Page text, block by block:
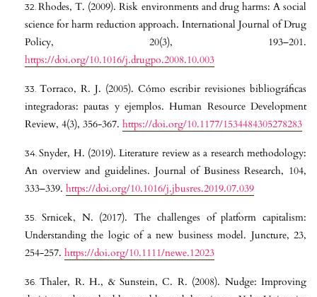
Rhodes, T. (2009). Risk environments and drug harms: A social
science for harm reduction approach. International Journal of Drug
Policy, 20(3), 193–201.
https://doi.org/10.1016/j.drugpo.2008.10.003
Torraco, R. J. (2005). Cómo escribir revisiones bibliográficas
integradoras: pautas y ejemplos. Human Resource Development
Review, 4(3), 356-367. https://doi.org/10.1177/1534484305278283
Snyder, H. (2019). Literature review as a research methodology:
An overview and guidelines. Journal of Business Research, 104,
333–339. https://doi.org/10.1016/j.jbusres.2019.07.039
Srnicek, N. (2017). The challenges of platform capitalism:
Understanding the logic of a new business model. Juncture, 23,
254-257. https://doi.org/10.1111/newe.12023
Thaler, R. H., & Sunstein, C. R. (2008). Nudge: Improving